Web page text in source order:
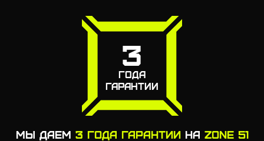
3
ГОДА
ГАРАНТИИ
МЫ ДАЕМ 3 ГОДА ГАРАНТИИНА ZONE 51